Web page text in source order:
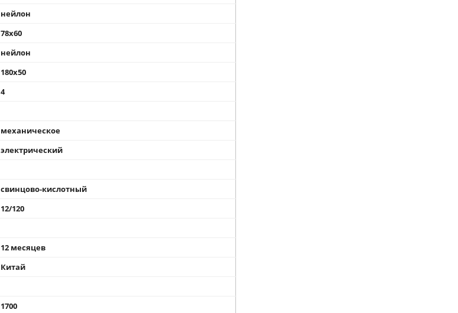
нейлон
78x60
нейлон
180x50
4
механическое
электрический
свинцово-кислотный
12/120
12 месяцев
Китай
1700